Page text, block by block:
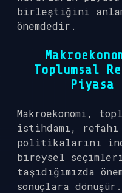
birleştiğini
önemdedir.
Toplumsal
Makroekonomi,
istihdamı, refahı
politikalarını
bireysel
taşıdığımızda
sonuçlara dönüşür.